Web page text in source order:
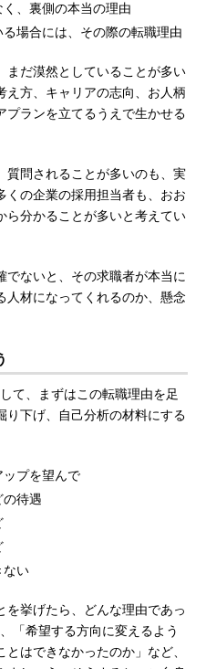
、裏側の本当の理由
場合には、その際の転職理由
だ漠然としていることが多い
え方、キャリアの志向、お人柄
プランを立てるうえで生かせる
問されることが多いのも、実
くの企業の採用担当者も、おお
ら分かることが多いと考えてい
ないと、その求職者が本当に
人材になってくれるのか、懸念
て、まずはこの転職理由を足
り下げ、自己分析の材料にする
ップを望んで
待遇
ない
挙げたら、どんな理由であっ
「希望する方向に変えるよう
はできなかったのか」など、